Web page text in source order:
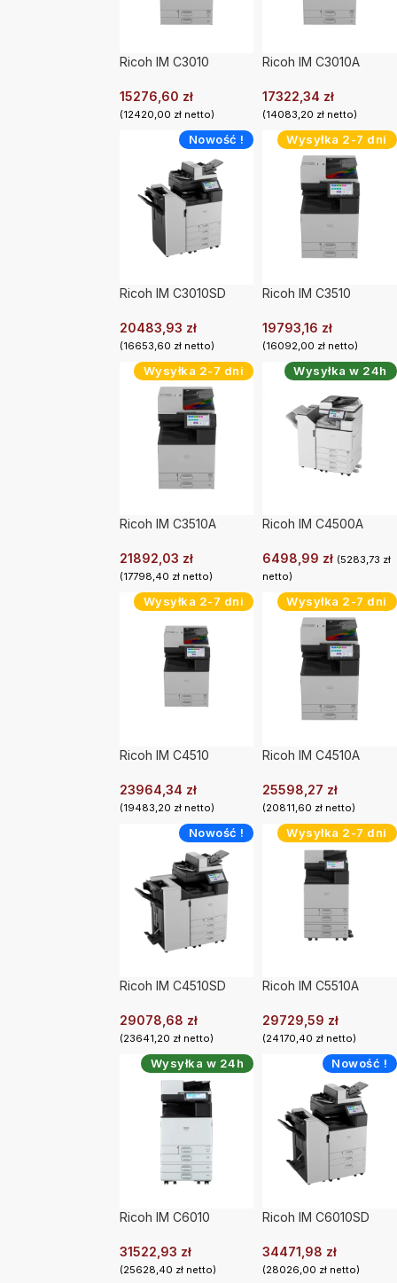
Ricoh IM C3010
15276,60 zł
(12420,00 złnetto)
Ricoh IM C3010A
17322,34 zł
(14083,20 zł netto)
Nowość !
Ricoh IM C3010SD
20483,93 zł
(16653,60 złnetto)
Wysyłka 2-7 dni
Ricoh IM C3510
19793,16 zł
(16092,00 zł netto)
Wysyłka 2-7 dni
Ricoh IM C3510A
21892,03 zł
(17798,40 złnetto)
Wysyłka w 24h
Ricoh IM C4500A
6498,99 zł (5283,73 zł
netto)
Wysyłka 2-7 dni
Ricoh IM C4510
23964,34 zł
(19483,20 złnetto)
Wysyłka 2-7 dni
Ricoh IM C4510A
25598,27 zł
(20811,60 zł netto)
Nowość !
Ricoh IM C4510SD
29078,68 zł
(23641,20 złnetto)
Wysyłka 2-7 dni
Ricoh IM C5510A
29729,59 zł
(24170,40 zł netto)
Wysyłka w 24h
Ricoh IM C6010
31522,93 zł
(25628,40 złnetto)
Nowość !
Ricoh IM C6010SD
34471,98 zł
(28026,00 zł netto)